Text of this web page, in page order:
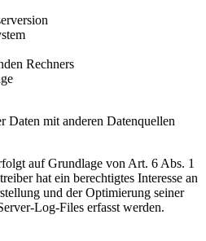
Rechners
Daten mit anderen Datenquellen
auf Grundlage von Art. 6 Abs. 1
hat ein berechtigtes Interesse an
und der Optimierung seiner
Log-Files erfasst werden.